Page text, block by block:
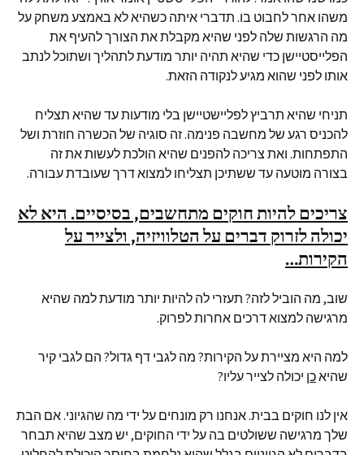
משהו אחר לחבוט בו. תדברי איתה כשהיא לא באמצע משחק על
מה הרגשות שלה לפני שהיא מקבלת את הצורך להעיף את
הפלייסטיישן כדי שהיא תהיה יותר מודעת לתהליך ושתוכל לנתב
אותו לפני שהוא מגיע לנקודה הזאת.
תניחי שהיא תרביץ לפליישטיישן בלי מודעות עד שהיא תצליח
להכניס רגע של מחשבה פנימה. זה סוגיה של הכשרה חוזרת ושל
התפתחות. ואת צריכה להפנים שהיא הולכת לעשות את זה
בצורה מוטעה עד ששתיכן תצליחו למצוא דרך שעובדת עבורה.
צריכים להיות חוקים מתחשבים, בסיסיים. היא לא
יכולה לזרוק דברים על הטלוויזיה, ולצייר על
הקירות…
שוב, מה הוביל לזה? תעזרי לה להיות יותר מודעת למה שהיא
מרגישה למצוא דרכים אחרות לפרוק.
למה היא מציירת על הקירות? מה לגבי דף גדול? הם לגבי קיר
שהיאכן יכולה לצייר עליו?
אין לנו חוקים בבית. אנחנו רק מונחים על ידי מה שהגיוני. אם הבת
שלך מרגישה ששולטים בה על ידי החוקים, יש מצב שהיא תבחר